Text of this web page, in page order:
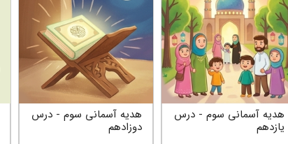
هدیه آسمانی سوم - درس
دوزادهم
هدیه آسمانی سوم - درس
یازدهم